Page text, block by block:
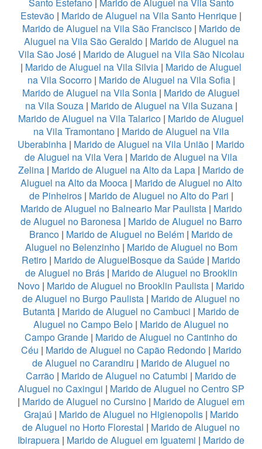
Estevão | Marido de Aluguel na Vila Santo Henrique |
Marido de Aluguel na Vila São Francisco| Marido de
Aluguel na Vila São Geraldo| Marido de Aluguel na
Vila São José| Marido de Aluguel na Vila São Nicolau
| Marido de Aluguel na Vila Silvia | Marido de Aluguel
na Vila Socorro| Marido de Aluguel na Vila Sofia|
Marido de Aluguel na Vila Sonia | Marido de Aluguel
na Vila Souza| Marido de Aluguel na Vila Suzana|
Marido de Aluguel na Vila Talarico | Marido de Aluguel
na Vila Tramontano| Marido de Aluguel na Vila
Uberabinha | Marido de Aluguel na Vila União | Marido
de Aluguel na Vila Vera | Marido de Aluguel na Vila
Zelina | Marido de Aluguel na Alto da Lapa | Marido de
Aluguel na Alto da Mooca| Marido de Aluguel no Alto
de Pinheiros| Marido de Aluguel no Alto do Pari |
Marido de Aluguel no Balneario Mar Paulista| Marido
de Aluguel no Baronesa| Marido de Aluguel no Barro
Branco | Marido de Aluguel no Belém | Marido de
Aluguel no Belenzinho| Marido de Aluguel no Bom
Retiro | Marido de AluguelBosque da Saúde | Marido
de Aluguel no Brás| Marido de Aluguel no Brooklin
Novo | Marido de Aluguel no Brooklin Paulista | Marido
de Aluguel no Burgo Paulista | Marido de Aluguel no
Butantã | Marido de Aluguel no Cambuci | Marido de
Aluguel no Campo Belo | Marido de Aluguel no
Campo Grande | Marido de Aluguel no Cantinho do
Céu | Marido de Aluguel no Capão Redondo| Marido
de Aluguel no Carandiru | Marido de Aluguel no
Carrão | Marido de Aluguel no Catumbi | Marido de
Aluguel no Caxingui | Marido de Aluguel no Centro SP
| Marido de Aluguel no Cursino | Marido de Aluguel em
Grajaú | Marido de Aluguel no Higienopolis| Marido
de Aluguel no Horto Florestal | Marido de Aluguel no
Ibirapuera | Marido de Aluguel em Iguatemi | Marido de